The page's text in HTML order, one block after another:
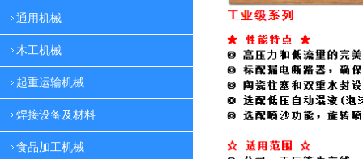
通用机械
木工机械
起重运输机械
焊接设备及材料
食品加工机械